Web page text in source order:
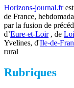
Horizons-journal.fr
de France,
par la fusion de
d’Eure-et-Loir, de
Yvelines, d'Ile-de-
rural
Rubriques